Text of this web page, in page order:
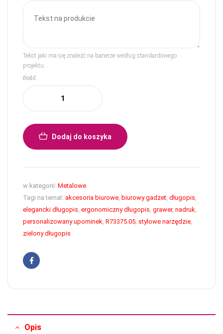
Tekst jaki ma się znaleźć na banerze według standardowego
projektu.
ilość
Dodaj do koszyka
w kategorii: Metalowe
Tagi na temat: akcesoria biurowe, biurowy gadżet, długopis,
elegancki długopis, ergonomiczny długopis, grawer, nadruk,
personalizowany upominek, R73375.05, stylowe narzędzie,
zielony długopis
Facebook
Opis